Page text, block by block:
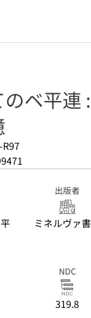
ベ平連
出版者
ミネルヴァ
NDC
319.8